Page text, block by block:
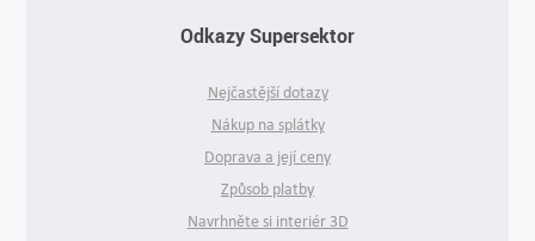
Odkazy Supersektor
Nejčastější dotazy
Nákup na splátky
Doprava a její ceny
Způsob platby
Navrhněte si interiér 3D